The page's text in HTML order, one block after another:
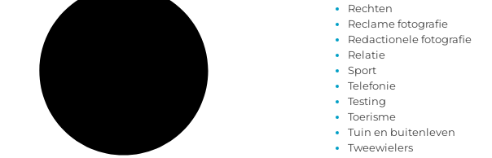
Rechten
Reclame fotografie
Redactionele fotografie
Relatie
Sport
Telefonie
Testing
Toerisme
Tuin en buitenleven
Tweewielers